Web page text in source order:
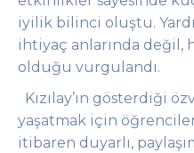
iyilik bilinci oluştu.
ihtiyaç anlarında değil,
olduğu vurgulandı.
Kızılay’ın gösterdiği
yaşatmak için
itibaren duyarlı,